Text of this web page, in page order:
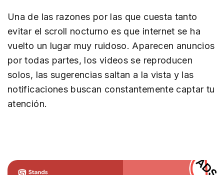
Una de las razones por las que cuesta tanto
evitar el scroll nocturno es que internet se ha
vuelto un lugar muy ruidoso. Aparecen anuncios
por todas partes, los videos se reproducen
solos, las sugerencias saltan a la vista y las
notificaciones buscan constantemente captar tu
atención.